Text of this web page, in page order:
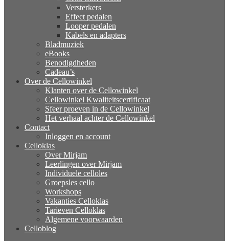
Versterkers
Effect pedalen
Looper pedalen
Kabels en adapters
Bladmuziek
eBooks
Benodigdheden
Cadeau’s
Over de Cellowinkel
Klanten over de Cellowinkel
Cellowinkel Kwaliteitscertificaat
Sfeer proeven in de Cellowinkel
Het verhaal achter de Cellowinkel
Contact
Inloggen en account
Celloklas
Over Mirjam
Leerlingen over Mirjam
Individuele celloles
Groepsles cello
Workshops
Vakanties Celloklas
Tarieven Celloklas
Algemene voorwaarden
Celloblog